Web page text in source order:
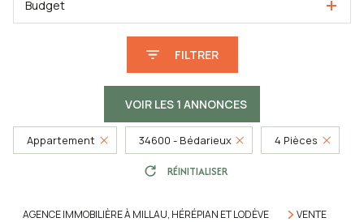
Budget
FILTRER
VOIR LES 1 ANNONCES
Appartement 34600 - Bédarieux 4 Pièces
RÉINITIALISER
AGENCE IMMOBILIÈRE À MILLAU, HÉRÉPIAN ET LODÈVE
VENTE